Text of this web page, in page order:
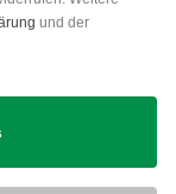
und der